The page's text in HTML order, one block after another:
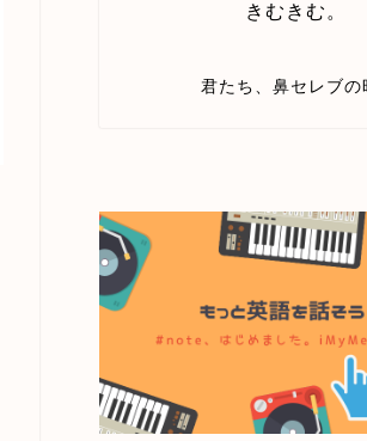
きむきむ。
君たち、鼻セレブの時